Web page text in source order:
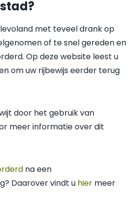
met teveel drank op
of te snel gereden en
Op deze website leest u
om uw rijbewijs eerder terug
door het gebruik van
meer informatie over dit
na een
Daarover vindt u hier meer